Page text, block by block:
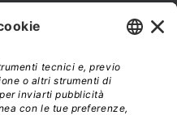
sempre aggiornato sulle